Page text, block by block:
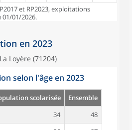
et RP2023, exploitations
01/01/2026.
en 2023
Loyère (71204)
selon l'âge en 2023
scolarisée
Ensemble
34
48